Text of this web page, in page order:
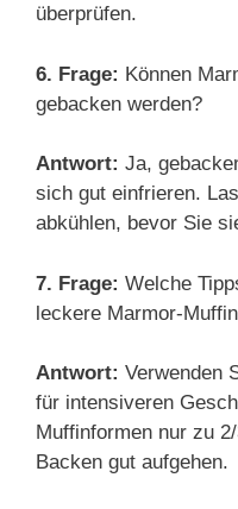
überprüfen.
6. Frage: Können
gebacken werden?
Antwort: Ja,
sich gut einfrieren.
abkühlen, bevor Sie
7. Frage: Welche
leckere Marmor-
Antwort: Verwenden
für intensiveren
Muffinformen nur zu
Backen gut aufgehen.